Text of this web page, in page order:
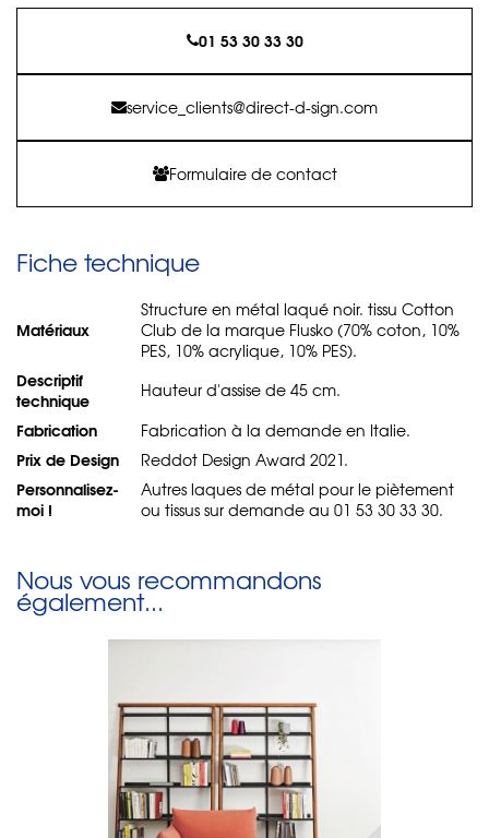
01 53 30 33 30
service_clients@direct-d-sign.com
Formulaire de contact
Fiche technique
Matériaux
Structure en métal laqué noir. tissu Cotton
Club de la marque Flusko (70% coton, 10%
PES, 10% acrylique, 10% PES).
Descriptif
technique
Hauteur d'assise de 45 cm.
Fabrication Fabrication à la demande en Italie.
Prix de Design Reddot Design Award 2021.
Personnalisez-
moi !
Autres laques de métal pour le piètement
ou tissus sur demande au 01 53 30 33 30.
Nous vous recommandons
également...